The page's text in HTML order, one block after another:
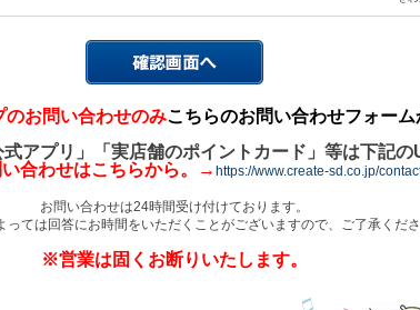
お問い合わせのみこちらのお問い合わせフォーム
アプリ」「実店舗のポイントカード」等は下記の
合わせはこちらから。→ https://www.create-sd.co.jp/
お問い合わせは24時間受け付けております。
っては回答にお時間をいただくことがございますので、ご了承くださ
※営業は固くお断りいたします。